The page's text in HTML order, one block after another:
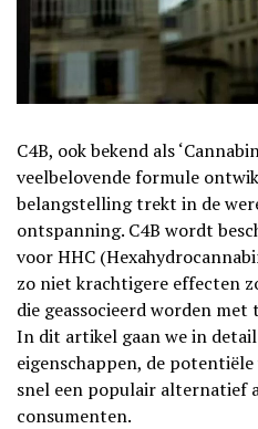
C4B, ook bekend als
veelbelovende formule
belangstelling trekt in de
ontspanning. C4B wordt
voor HHC
zo niet krachtigere effecten
die geassocieerd worden
In dit artikel gaan we in
eigenschappen, de
snel een populair alternatief
consumenten.